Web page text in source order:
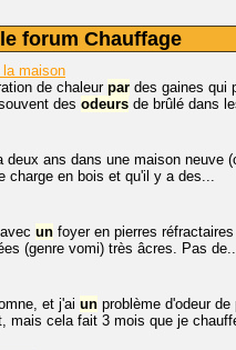
forum Chauffage
la maison
de chaleur par des gaines qui
des odeurs de brûlé dans
ans dans une maison neuve
charge en bois et qu'il y a des...
un foyer en pierres
(genre vomi) très âcres. Pas
et j'ai un problème d'odeur
mais cela fait 3 mois que je